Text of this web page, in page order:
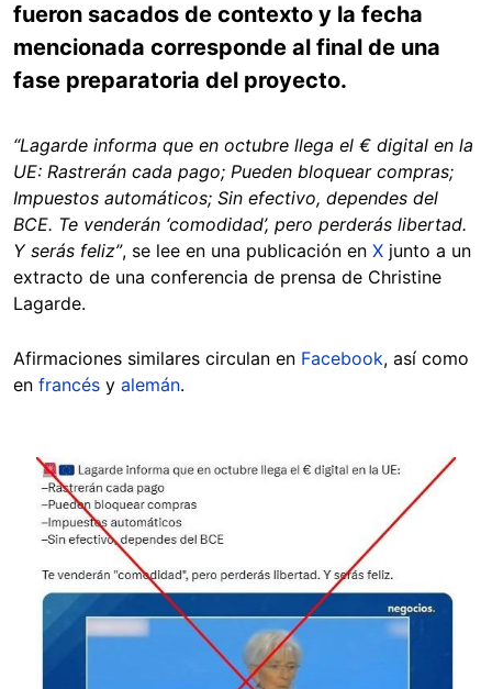
fueron sacados de contexto y la fecha
mencionada corresponde al final de una
fase preparatoria del proyecto.
“Lagarde informa que en octubre llega el € digital en la
UE: Rastrerán cada pago; Pueden bloquear compras;
Impuestos automáticos; Sin efectivo, dependes del
BCE. Te venderán ‘comodidad’, pero perderás libertad.
Y serás feliz”, se lee en una publicación en X junto a un
extracto de una conferencia de prensa de Christine
Lagarde.
Afirmaciones similares circulan en Facebook, así como
en francés y alemán.
Image